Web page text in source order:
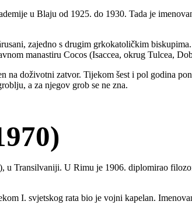
u Blaju od 1925. do 1930. Tada je
zajedno s drugim grkokatoličkim
manastiru Cocos (Isaccea, okrug Tulcea,
doživotni zatvor. Tijekom šest i pol godina
a za njegov grob se ne zna.
Transilvaniji. U Rimu je 1906. diplomirao
I. svjetskog rata bio je vojni kapelan.